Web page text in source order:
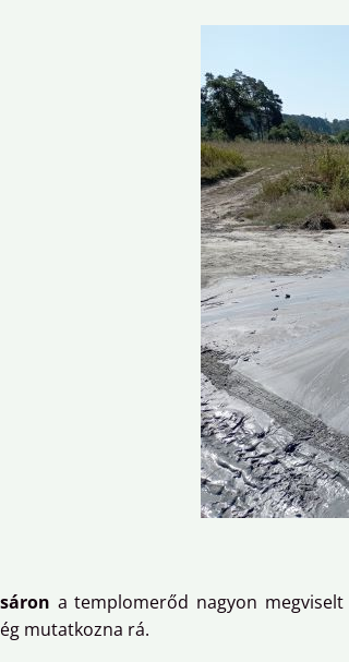
a templomerőd nagyon
mutatkozna rá.